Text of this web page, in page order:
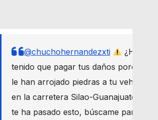
@chuchohernandezxti
¿Has
tenido que pagar tus daños porque
le han arrojado piedras a tu vehículo
en la carretera Silao-Guanajuato? Si
te ha pasado esto, búscame para